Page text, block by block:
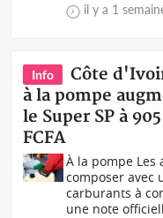
il y a 1
Info
Côte
à la pompe
le Super SP à
FCFA
À la pompe
composer avec
carburants à
une note